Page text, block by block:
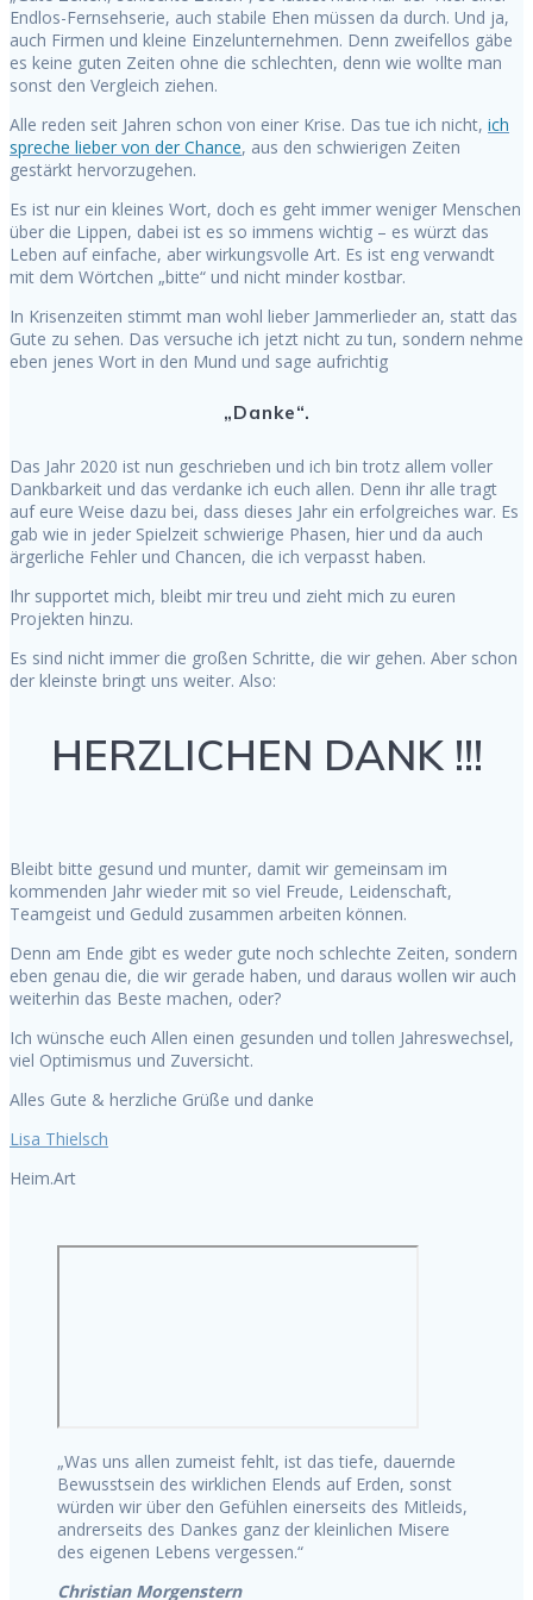
Endlos-Fernsehserie, auch stabile Ehen müssen da durch. Und ja,
auch Firmen und kleine Einzelunternehmen. Denn zweifellos gäbe
es keine guten Zeiten ohne die schlechten, denn wie wollte man
sonst den Vergleich ziehen.
Alle reden seit Jahren schon von einer Krise. Das tue ich nicht, ich
spreche lieber von der Chance, aus den schwierigen Zeiten
gestärkt hervorzugehen.
Es ist nur ein kleines Wort, doch es geht immer weniger Menschen
über die Lippen, dabei ist es so immens wichtig – es würzt das
Leben auf einfache, aber wirkungsvolle Art. Es ist eng verwandt
mit dem Wörtchen „bitte“ und nicht minder kostbar.
In Krisenzeiten stimmt man wohl lieber Jammerlieder an, statt das
Gute zu sehen. Das versuche ich jetzt nicht zu tun, sondern nehme
eben jenes Wort in den Mund und sage aufrichtig
„Danke“.
Das Jahr 2020 ist nun geschrieben und ich bin trotz allem voller
Dankbarkeit und das verdanke ich euch allen. Denn ihr alle tragt
auf eure Weise dazu bei, dass dieses Jahr ein erfolgreiches war. Es
gab wie in jeder Spielzeit schwierige Phasen, hier und da auch
ärgerliche Fehler und Chancen, die ich verpasst haben.
Ihr supportet mich, bleibt mir treu und zieht mich zu euren
Projekten hinzu.
Es sind nicht immer die großen Schritte, die wir gehen. Aber schon
der kleinste bringt uns weiter. Also:
HERZLICHEN DANK !!!
Bleibt bitte gesund und munter, damit wir gemeinsam im
kommenden Jahr wieder mit so viel Freude, Leidenschaft,
Teamgeist und Geduld zusammen arbeiten können.
Denn am Ende gibt es weder gute noch schlechte Zeiten, sondern
eben genau die, die wir gerade haben, und daraus wollen wir auch
weiterhin das Beste machen, oder?
Ich wünsche euch Allen einen gesunden und tollen Jahreswechsel,
viel Optimismus und Zuversicht.
Alles Gute & herzliche Grüße und danke
Lisa Thielsch
Heim.Art
„Was uns allen zumeist fehlt, ist das tiefe, dauernde
Bewusstsein des wirklichen Elends auf Erden, sonst
würden wir über den Gefühlen einerseits des Mitleids,
andrerseits des Dankes ganz der kleinlichen Misere
des eigenen Lebens vergessen.“
Christian Morgenstern